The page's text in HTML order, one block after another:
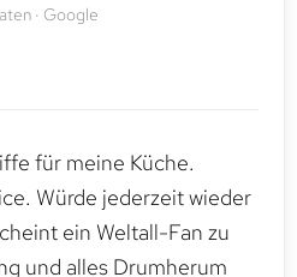
· Google
für meine Küche.
Würde jederzeit wieder
ein Weltall-Fan zu
und alles Drumherum